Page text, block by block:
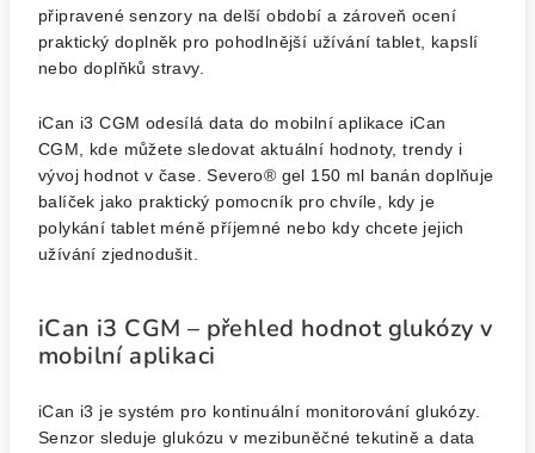
připravené senzory na delší období a zároveň ocení
praktický doplněk pro pohodlnější užívání tablet, kapslí
nebo doplňků stravy.
iCan i3 CGM odesílá data do mobilní aplikace iCan
CGM, kde můžete sledovat aktuální hodnoty, trendy i
vývoj hodnot v čase. Severo® gel 150 ml banán doplňuje
balíček jako praktický pomocník pro chvíle, kdy je
polykání tablet méně příjemné nebo kdy chcete jejich
užívání zjednodušit.
iCan i3 CGM – přehled hodnot glukózy v
mobilní aplikaci
iCan i3 je systém pro kontinuální monitorování glukózy.
Senzor sleduje glukózu v mezibuněčné tekutině a data